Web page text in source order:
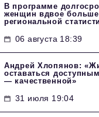
В программе
женщин вдвое
региональной
06 августа 18:39
Андрей Хлопянов:
оставаться
— качественной»
31 июля 19:04